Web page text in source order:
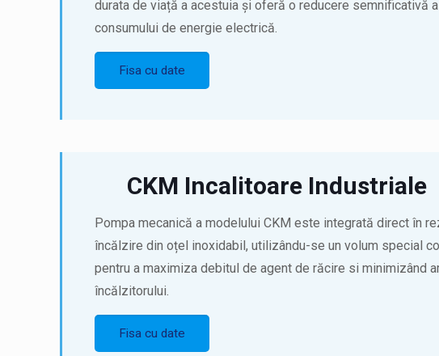
durata de viață a acestuia și oferă o reducere semnificativă a
consumului de energie electrică.
Fisa cu date
CKM Incalitoare Industriale
Pompa mecanică a modelului CKM este integrată direct în
încălzire din oțel inoxidabil, utilizându-se un volum special
pentru a maximiza debitul de agent de răcire si minimizând
încălzitorului.
Fisa cu date